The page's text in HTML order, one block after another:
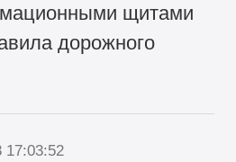
щитами
дорожного
17:03:52